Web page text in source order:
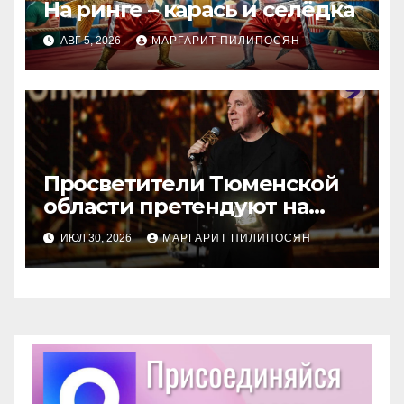
На ринге – карась и селёдка
АВГ 5, 2026 МАРГАРИТ ПИЛИПОСЯН
Просветители Тюменской
области претендуют на
награду Знание.Премия
ИЮЛ 30, 2026 МАРГАРИТ ПИЛИПОСЯН